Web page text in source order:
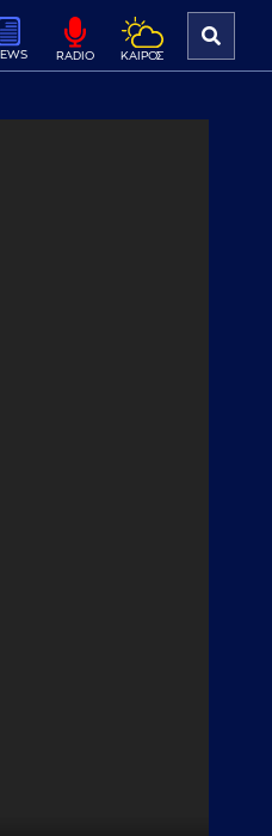
RADIO ΚΑΙΡΟΣ